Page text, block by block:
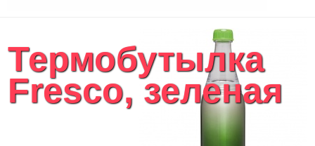
Термобутылка
Fresco, зеленая